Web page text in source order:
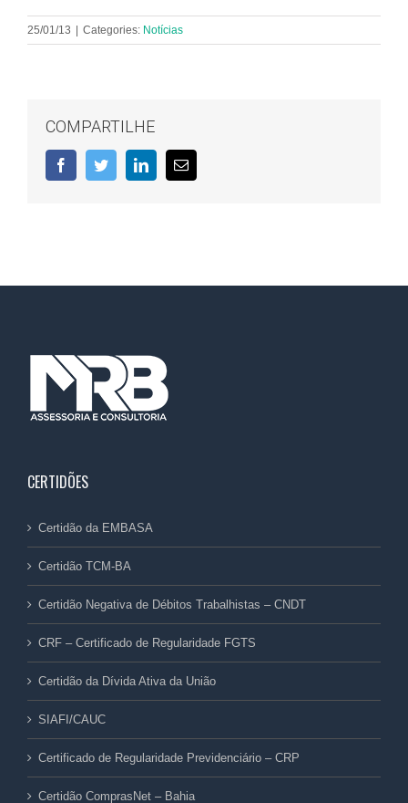
25/01/13 Categories: Notícias
COMPARTILHE
FacebookTwitterLinkedIn
E-
mail
CERTIDÕES
Certidão da EMBASA
Certidão TCM-BA
Certidão Negativa de Débitos Trabalhistas – CNDT
CRF – Certificado de Regularidade FGTS
Certidão da Dívida Ativa da União
SIAFI/CAUC
Certificado de Regularidade Previdenciário – CRP
Certidão ComprasNet – Bahia